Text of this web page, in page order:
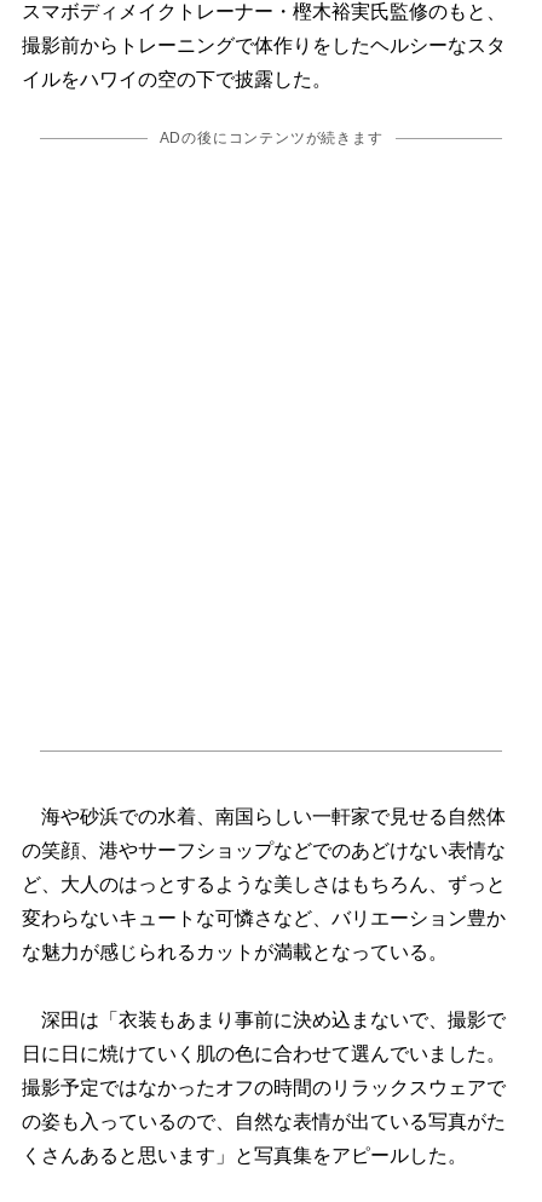
スマボディメイクトレーナー・樫木裕実氏監修のもと、
撮影前からトレーニングで体作りをしたヘルシーなスタ
イルをハワイの空の下で披露した。
ADの後にコンテンツが続きます
海や砂浜での水着、南国らしい一軒家で見せる自然体
の笑顔、港やサーフショップなどでのあどけない表情な
ど、大人のはっとするような美しさはもちろん、ずっと
変わらないキュートな可憐さなど、バリエーション豊か
な魅力が感じられるカットが満載となっている。
深田は「衣装もあまり事前に決め込まないで、撮影で
日に日に焼けていく肌の色に合わせて選んでいました。
撮影予定ではなかったオフの時間のリラックスウェアで
の姿も入っているので、自然な表情が出ている写真がた
くさんあると思います」と写真集をアピールした。